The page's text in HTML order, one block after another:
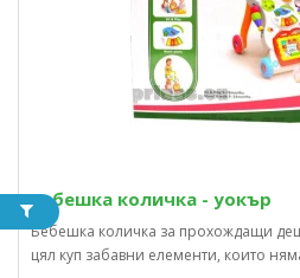
Бебешка количка - уокър
Бебешка количка за прохождащи
цял куп забавни елементи, които